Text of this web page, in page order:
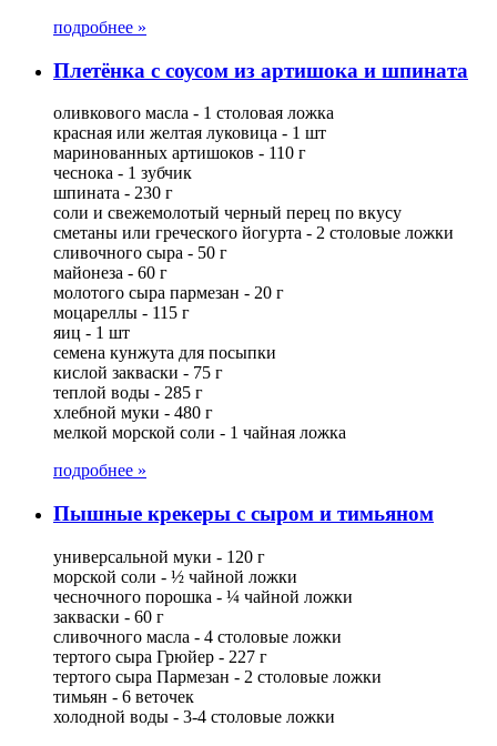
подробнее »
Плетёнка с соусом из артишока и шпината
оливкового масла - 1 столовая ложка
красная или желтая луковица - 1 шт
маринованных артишоков - 110 г
чеснока - 1 зубчик
шпината - 230 г
соли и свежемолотый черный перец по вкусу
сметаны или греческого йогурта - 2 столовые ложки
сливочного сыра - 50 г
майонеза - 60 г
молотого сыра пармезан - 20 г
моцареллы - 115 г
яиц - 1 шт
семена кунжута для посыпки
кислой закваски - 75 г
теплой воды - 285 г
хлебной муки - 480 г
мелкой морской соли - 1 чайная ложка
подробнее »
Пышные крекеры с сыром и тимьяном
универсальной муки - 120 г
морской соли - ½ чайной ложки
чесночного порошка - ¼ чайной ложки
закваски - 60 г
сливочного масла - 4 столовые ложки
тертого сыра Грюйер - 227 г
тертого сыра Пармезан - 2 столовые ложки
тимьян - 6 веточек
холодной воды - 3-4 столовые ложки